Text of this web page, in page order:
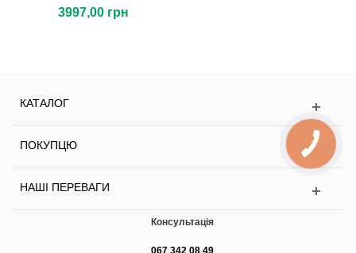
3997,00 грн
КАТАЛОГ
ПОКУПЦЮ
НАШІ ПЕРЕВАГИ
Консультація
067 342 08 49